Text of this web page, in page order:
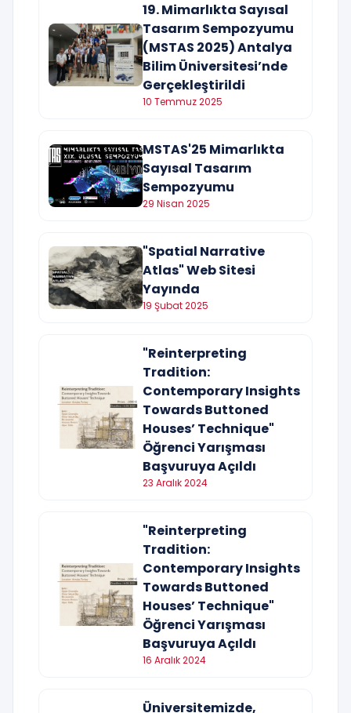
19. Mimarlıkta Sayısal
Tasarım Sempozyumu
(MSTAS 2025) Antalya
Bilim Üniversitesi’nde
Gerçekleştirildi
10 Temmuz 2025
MSTAS'25 Mimarlıkta
Sayısal Tasarım
Sempozyumu
29 Nisan 2025
"Spatial Narrative
Atlas" Web Sitesi
Yayında
19 Şubat 2025
"Reinterpreting
Tradition:
Contemporary Insights
Towards Buttoned
Houses’ Technique"
Öğrenci Yarışması
Başvuruya Açıldı
23 Aralık 2024
"Reinterpreting
Tradition:
Contemporary Insights
Towards Buttoned
Houses’ Technique"
Öğrenci Yarışması
Başvuruya Açıldı
16 Aralık 2024
Üniversitemizde,